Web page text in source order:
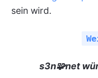
sein wird.
s3n🧩net